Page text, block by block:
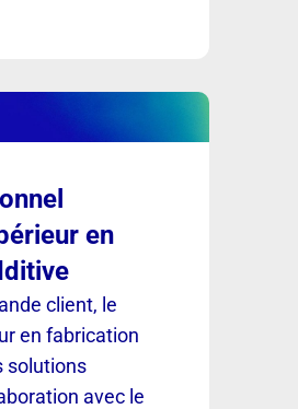
en
client, le
en fabrication
solutions
avec le